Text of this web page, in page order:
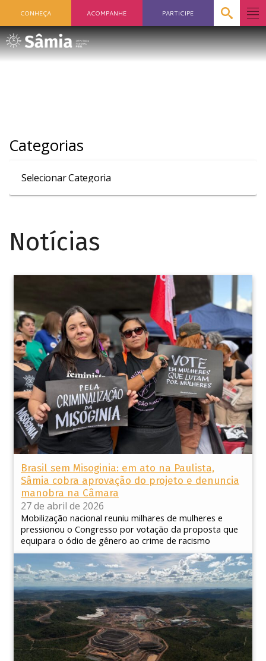
CONHEÇA ACOMPANHE PARTICIPE
Categorias
Notícias
Brasil sem Misoginia: em ato na Paulista,
Sâmia cobra aprovação do projeto e denuncia
manobra na Câmara
27 de abril de 2026
Mobilização nacional reuniu milhares de mulheres e
pressionou o Congresso por votação da proposta que
equipara o ódio de gênero ao crime de racismo